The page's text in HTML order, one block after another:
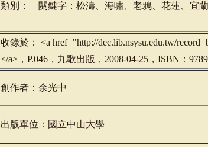
類別： 關鍵字：松濤、海嘯、老鴉、花蓮、宜
收錄於： <a href="http://dec.lib.nsysu.edu.tw/
</a>，P.046，九歌出版，2008-04-25，ISBN：
創作者：余光中
出版單位：國立中山大學